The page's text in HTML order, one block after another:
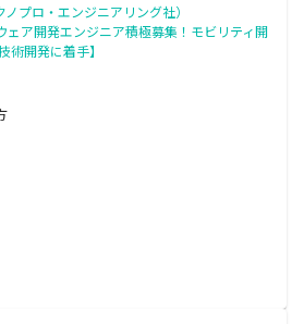
プロ・エンジニアリング社）
ェア開発エンジニア積極募集！モビリティ開
術開発に着手】